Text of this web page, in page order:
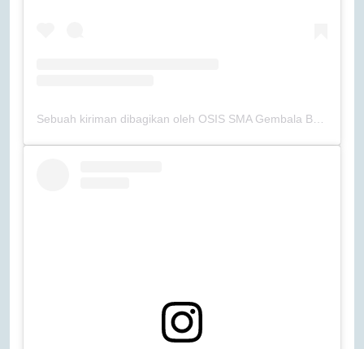
Sebuah kiriman dibagikan oleh OSIS SMA Gembala Baik (@osissmagb)